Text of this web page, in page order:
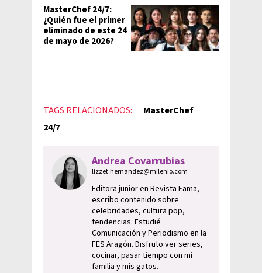
MasterChef 24/7:
¿Quién fue el primer
eliminado de este 24
de mayo de 2026?
TAGS RELACIONADOS:
MasterChef
24/7
Andrea Covarrubias
lizzet.hernandez@milenio.com
Editora junior en Revista Fama,
escribo contenido sobre
celebridades, cultura pop,
tendencias. Estudié
Comunicación y Periodismo en la
FES Aragón. Disfruto ver series,
cocinar, pasar tiempo con mi
familia y mis gatos.